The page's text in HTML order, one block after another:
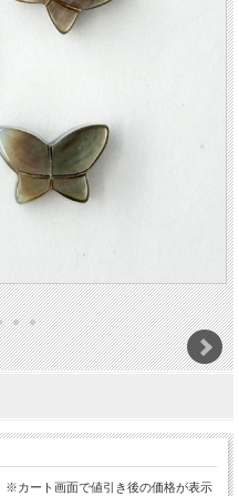
※カート画面で値引き後の価格が表示